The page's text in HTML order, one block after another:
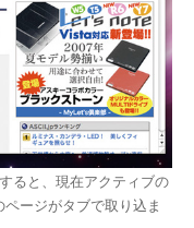
ると、現在アクティブの
ージがタブで取り込ま